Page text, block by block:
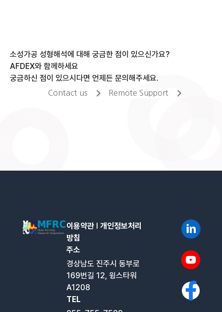
소성가공 성형해석에 대해 궁금한 점이 있으신가요?
AFDEX와 함께하세요
궁금하신 점이 있으시다면 언제든 문의해주세요.
Contact us Remote Support
이용약관 l개인정보처리
방침
주소
경상남도 진주시 동부로
169번길 12, 윙스타워
A1208
TEL